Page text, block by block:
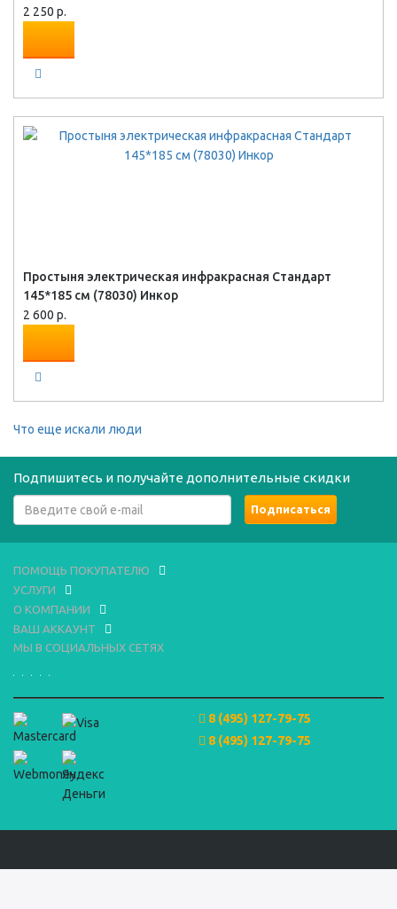
2 250 р.
Простыня электрическая инфракрасная Стандарт
145*185 см (78030) Инкор
2 600 р.
Что еще искали люди
Подпишитесь и получайте дополнительные скидки
ПОМОЩЬ ПОКУПАТЕЛЮ
УСЛУГИ
О КОМПАНИИ
ВАШ АККАУНТ
МЫ В СОЦИАЛЬНЫХ СЕТЯХ
8 (495) 127-79-75
8 (495) 127-79-75